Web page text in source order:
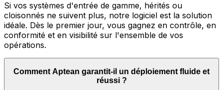
Si vos systèmes d'entrée de gamme, hérités ou
cloisonnés ne suivent plus, notre logiciel est la solution
idéale. Dès le premier jour, vous gagnez en contrôle, en
conformité et en visibilité sur l'ensemble de vos
opérations.
Comment Aptean garantit-il un déploiement fluide et
réussi ?